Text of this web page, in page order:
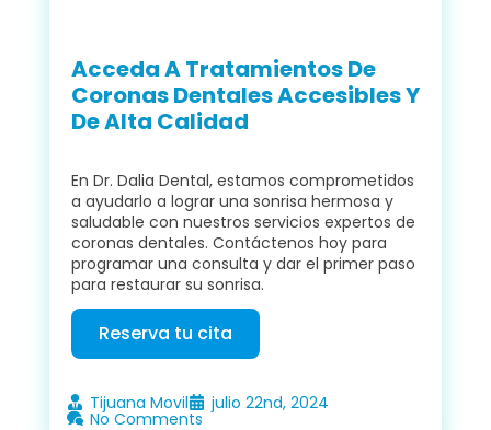
Acceda A Tratamientos De
Coronas Dentales Accesibles Y
De Alta Calidad
En Dr. Dalia Dental, estamos comprometidos
a ayudarlo a lograr una sonrisa hermosa y
saludable con nuestros servicios expertos de
coronas dentales. Contáctenos hoy para
programar una consulta y dar el primer paso
para restaurar su sonrisa.
Reserva tu cita
Tijuana Movil julio 22nd, 2024
No Comments